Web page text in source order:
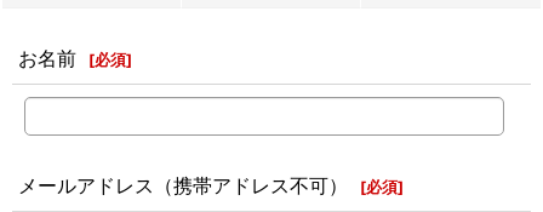
お名前 [必須]
メールアドレス（携帯アドレス不可） [必須]